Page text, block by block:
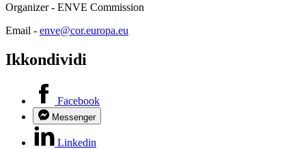
Organizer - ENVE Commission
Email - enve@cor.europa.eu
Ikkondividi
Facebook
Messenger
Linkedin